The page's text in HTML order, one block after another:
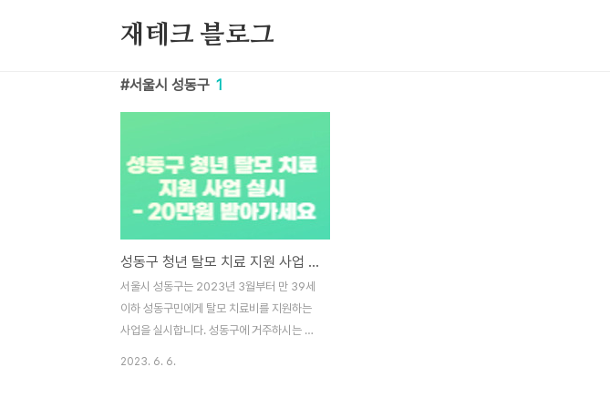
재테크 블로그
서울시 성동구 1
성동구 청년 탈모 치료 지원 사업 지원 자격, 신청 방법, 지원 금액 - 20만원 받아가세요
서울시 성동구는 2023년 3월부터 만 39세
이하 성동구민에게 탈모 치료비를 지원하는
사업을 실시합니다. 성동구에 거주하시는 만
2023. 6. 6.